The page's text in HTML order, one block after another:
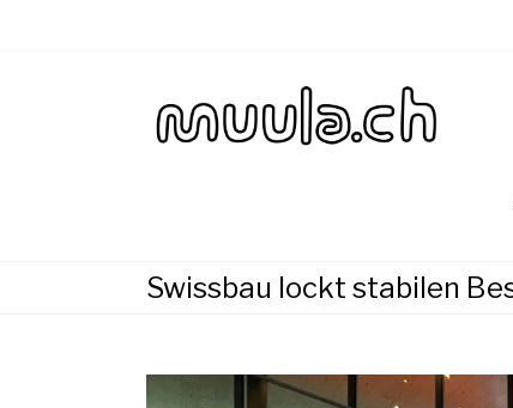
Swissbau lockt stabilen